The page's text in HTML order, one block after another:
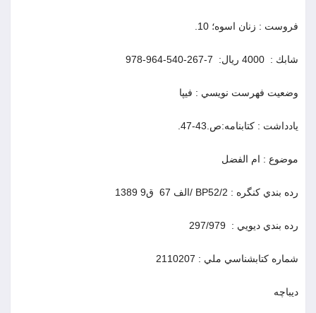
فروست : زنان اسوه؛ ‫10.
شابك : ‫ 4000 ريال: ‫ 978-964-540-267-7
وضعيت فهرست نويسي : فيپا
يادداشت : كتابنامه:ص.43-47.
موضوع : ام الفضل
رده بندي كنگره : ‫BP52/2 /‮الف 76 ‫ ق9 1389
رده بندي ديويي : ‫ 297/979
شماره كتابشناسي ملي : 2110207
ديباچه